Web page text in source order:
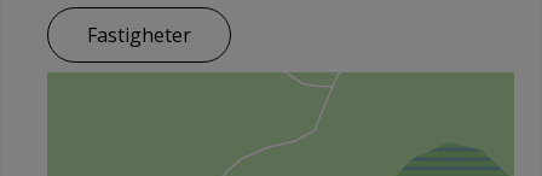
Fastigheter